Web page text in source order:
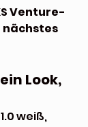
Venture-
nächstes
Look,
weiß,